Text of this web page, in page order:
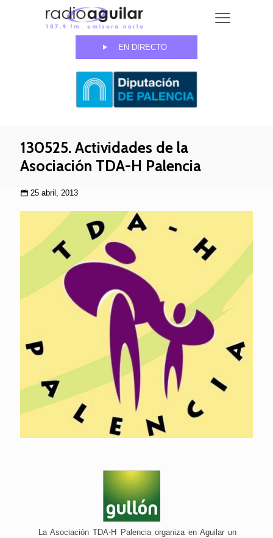
EN DIRECTO
130525. Actividades de la
Asociación TDA-H Palencia
25 abril, 2013
La Asociación TDA-H Palencia organiza en Aguilar un